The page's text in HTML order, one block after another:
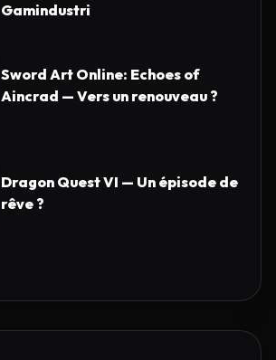
Gamindustri
Sword Art Online: Echoes of
Aincrad — Vers un renouveau ?
Dragon Quest VI — Un épisode de
rêve ?